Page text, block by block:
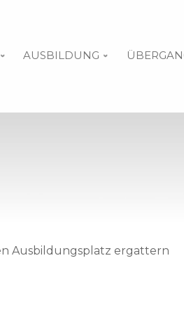
AUSBILDUNG
Ausbildungsplatz ergattern